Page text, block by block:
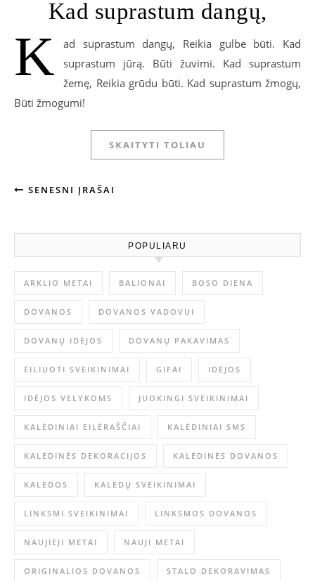
Kad suprastum dangų,
K
ad suprastum dangų, Reikia gulbe būti. Kad
suprastum jūrą. Būti žuvimi. Kad suprastum
žemę, Reikia grūdu būti. Kad suprastum žmogų,
Būti žmogumi!
SKAITYTI TOLIAU
SENESNI ĮRAŠAI
POPULIARU
ARKLIO METAI BALIONAI BOSO DIENA
DOVANOS DOVANOS VADOVUI
DOVANŲ IDĖJOS DOVANŲ PAKAVIMAS
EILIUOTI SVEIKINIMAI GIFAI IDĖJOS
IDĖJOS VELYKOMS JUOKINGI SVEIKINIMAI
KALĖDINIAI EILĖRAŠČIAI KALĖDINIAI SMS
KALĖDINĖS DEKORACIJOS KALĖDINĖS DOVANOS
KALĖDOS KALĖDŲ SVEIKINIMAI
LINKSMI SVEIKINIMAI LINKSMOS DOVANOS
NAUJIEJI METAI NAUJI METAI
ORIGINALIOS DOVANOS STALO DEKORAVIMAS